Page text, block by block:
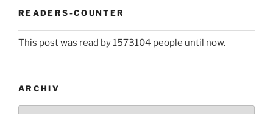
READERS-COUNTER
This post was read by 1573104 people until now.
ARCHIV